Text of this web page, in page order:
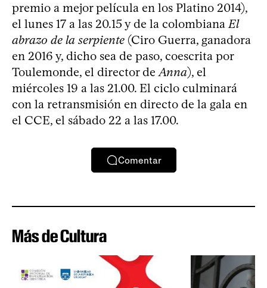
premio a mejor película en los Platino 2014),
el lunes 17 a las 20.15 y de la colombianaEl
abrazo de la serpiente (Ciro Guerra, ganadora
en 2016 y, dicho sea de paso, coescrita por
Toulemonde, el director deAnna), el
miércoles 19 a las 21.00. El ciclo culminará
con la retransmisión en directo de la gala en
el CCE, el sábado 22 a las 17.00.
Comentar
Más de Cultura